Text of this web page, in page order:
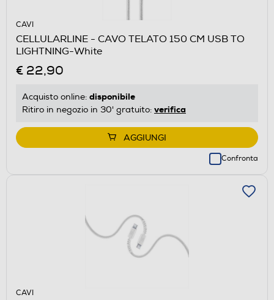
CAVI
CELLULARLINE - CAVO TELATO 150 CM USB TO
LIGHTNING-White
€ 22,90
Acquisto online: disponibile
Ritiro in negozio in 30' gratuito: verifica
AGGIUNGI
Confronta
CAVI